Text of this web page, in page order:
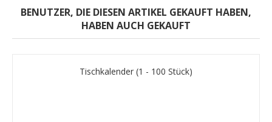
BENUTZER, DIE DIESEN ARTIKEL GEKAUFT HABEN,
HABEN AUCH GEKAUFT
Tischkalender (1 - 100 Stück)